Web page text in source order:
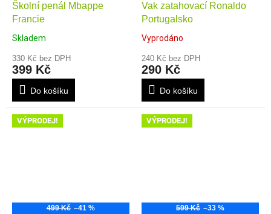
Školní penál Mbappe
Francie
Skladem
330 Kč bez DPH
399 Kč
Do košíku
Vak zatahovací Ronaldo
Portugalsko
Vyprodáno
240 Kč bez DPH
290 Kč
Do košíku
VÝPRODEJ!
499 Kč –41 %
VÝPRODEJ!
599 Kč –33 %